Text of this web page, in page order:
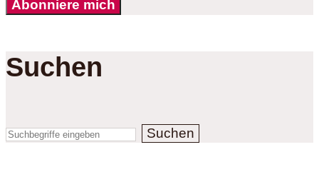
Abonniere mich
Suchen
Suchen